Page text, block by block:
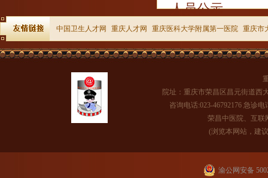
人员公示
中国卫生人才网 重庆人才网 重庆医科大学附属第一医院 重庆市
院址：重庆市荣昌区昌元街道西
咨询电话:023-46792176 急诊
荣昌中医院、互联
(浏览本网站，建
渝公网安备